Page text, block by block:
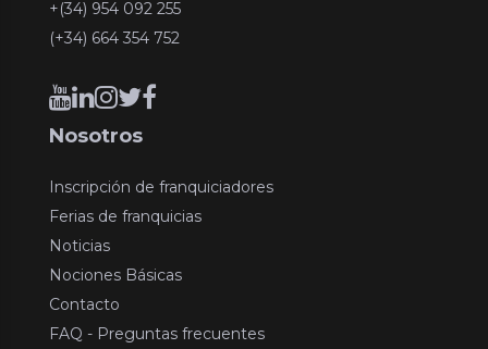
+(34) 954 092 255
(+34) 664 354 752
Nosotros
Inscripción de franquiciadores
Ferias de franquicias
Noticias
Nociones Básicas
Contacto
FAQ - Preguntas frecuentes